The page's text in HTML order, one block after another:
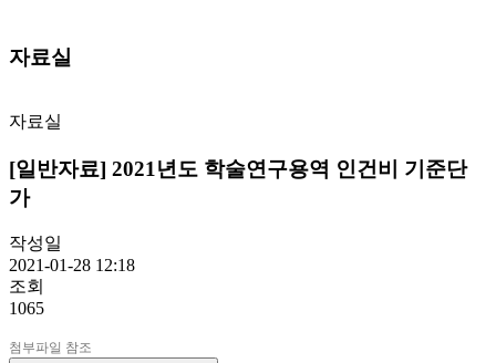
자료실
자료실
[일반자료] 2021년도 학술연구용역 인건비 기준단
가
작성일
2021-01-28 12:18
조회
1065
첨부파일 참조